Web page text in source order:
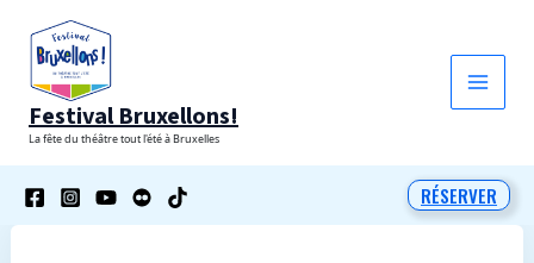
contenu
Festival Bruxellons!
La fête du théâtre tout l'été à Bruxelles
RÉSERVER